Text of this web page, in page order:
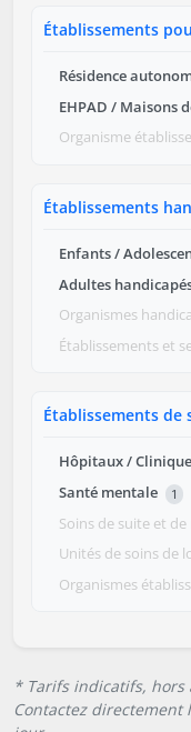
Établissements
Résidence
EHPAD / Maisons
Organisme
Établissements
Enfants /
Adultes
Organismes
Établissements et
Établissements de
Hôpitaux /
Santé mentale 1
Soins de suite et de
Unités de soins de
Organismes
* Tarifs indicatifs, hors
Contactez